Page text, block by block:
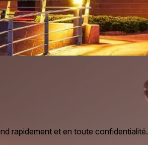
rapidement et en toute confidentialité.